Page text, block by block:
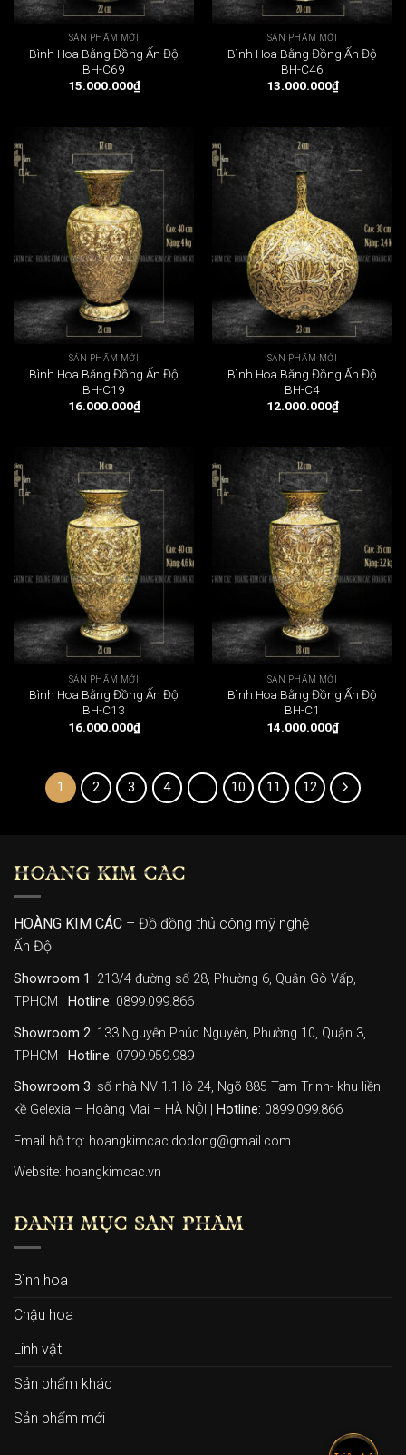
SẢN PHẨM MỚI
Bình Hoa Bằng Đồng Ấn Độ
BH-C69
15.000.000₫
SẢN PHẨM MỚI
Bình Hoa Bằng Đồng Ấn Độ
BH-C46
13.000.000₫
SẢN PHẨM MỚI
Bình Hoa Bằng Đồng Ấn Độ
BH-C19
16.000.000₫
SẢN PHẨM MỚI
Bình Hoa Bằng Đồng Ấn Độ
BH-C4
12.000.000₫
SẢN PHẨM MỚI
Bình Hoa Bằng Đồng Ấn Độ
BH-C13
16.000.000₫
SẢN PHẨM MỚI
Bình Hoa Bằng Đồng Ấn Độ
BH-C1
14.000.000₫
1 2 3 4 … 10 11 12
HOÀNG KIM CÁC
HOÀNG KIM CÁC – Đồ đồng thủ công mỹ nghệ
Ấn Độ
Showroom 1: 213/4 đường số 28, Phường 6, Quận Gò Vấp,
TPHCM |
Hotline: 0899.099.866
Showroom 2: 133 Nguyễn Phúc Nguyên, Phường 10, Quận 3,
TPHCM |
Hotline: 0799.959.989
Showroom 3: số nhà NV 1.1 lô 24, Ngõ 885 Tam Trinh- khu liền
kề Gelexia – Hoàng Mai – HÀ NỘI |
Hotline: 0899.099.866
Email hỗ trợ: hoangkimcac.dodong@gmail.com
Website: hoangkimcac.vn
DANH MỤC SẢN PHẨM
Bình hoa
Chậu hoa
Linh vật
Sản phẩm khác
Sản phẩm mới